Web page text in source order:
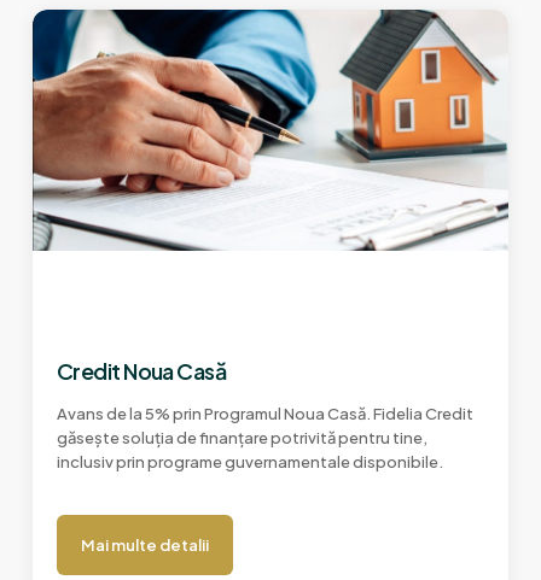
Credit Noua Casă
Avans de la 5% prin Programul Noua Casă. Fidelia Credit
găsește soluția de finanțare potrivită pentru tine,
inclusiv prin programe guvernamentale disponibile.
Mai multe detalii